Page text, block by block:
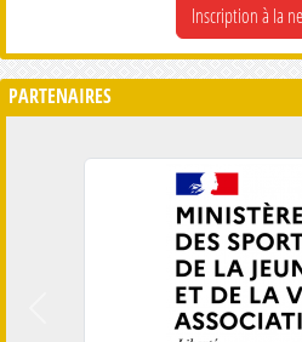
Inscription à la
PARTENAIRES